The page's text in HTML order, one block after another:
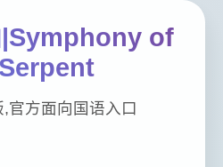
|Symphony of
官方面向国语入口